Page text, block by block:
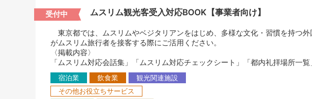
ムスリム観光客受入対応BOOK【事業者向け】
受付中
東京都では、ムスリムやベジタリアンをはじめ、多様な文化・習慣を持つ
がムスリム旅行者を接客する際にご活用ください。
〈掲載内容〉
「ムスリム対応会話集」「ムスリム対応チェックシート」「都内礼拝場所一覧
宿泊業 飲食業
観光関連施設
その他お役立ちサービス